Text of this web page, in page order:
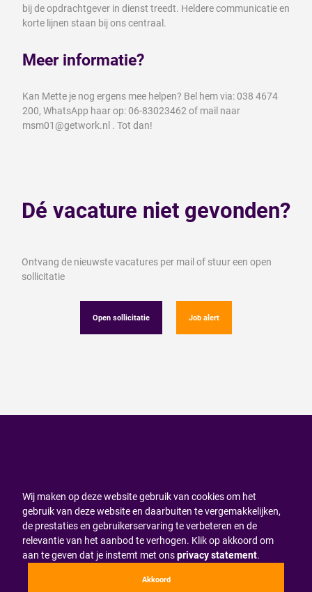
bij de opdrachtgever in dienst treedt. Heldere communicatie en
korte lijnen staan bij ons centraal.
Meer informatie?
Kan Mette je nog ergens mee helpen? Bel hem via: 038 4674
200, WhatsApp haar op: 06-83023462 of mail naar
msm01@getwork.nl . Tot dan!
Dé vacature niet gevonden?
Ontvang de nieuwste vacatures per mail of stuur een open
sollicitatie
Open sollicitatie Job alert
Wij maken op deze website gebruik van cookies om het
gebruik van deze website en daarbuiten te vergemakkelijken,
de prestaties en gebruikerservaring te verbeteren en de
relevantie van het aanbod te verhogen. Klik op akkoord om
aan te geven dat je instemt met onsprivacy statement.
Akkoord